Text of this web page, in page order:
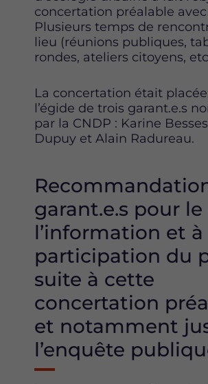
concertation préalable
Plusieurs temps de
lieu (réunions publiques,
rondes, ateliers citoyens,
La concertation était
l’égide de trois garant.e.s
par la CNDP : Karine
Dupuy et Alain Radureau.
garant.e.s pour
l’information et à
participation du
suite à cette
concertation
et notamment
l’enquête